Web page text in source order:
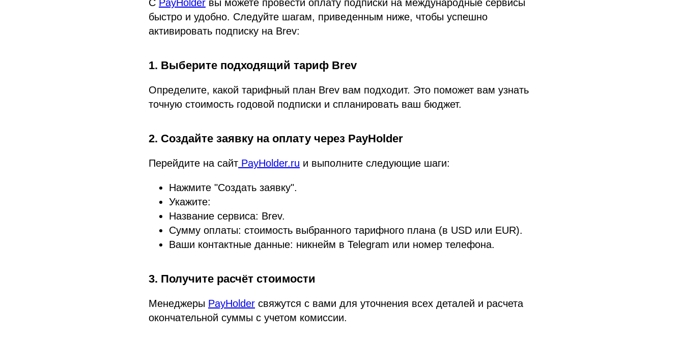
С PayHolder вы можете провести оплату подписки на международные сервисы
быстро и удобно. Следуйте шагам, приведенным ниже, чтобы успешно
активировать подписку на Brev:
1. Выберите подходящий тариф Brev
Определите, какой тарифный план Brev вам подходит. Это поможет вам узнать
точную стоимость годовой подписки и спланировать ваш бюджет.
2. Создайте заявку на оплату через PayHolder
Перейдите на сайт PayHolder.ru и выполните следующие шаги:
Нажмите "Создать заявку".
Укажите:
Название сервиса: Brev.
Сумму оплаты: стоимость выбранного тарифного плана (в USD или EUR).
Ваши контактные данные: никнейм в Telegram или номер телефона.
3. Получите расчёт стоимости
Менеджеры PayHolder свяжутся с вами для уточнения всех деталей и расчета
окончательной суммы с учетом комиссии.